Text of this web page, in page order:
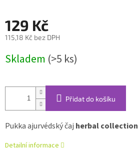
129 Kč
115,18 Kč bez DPH
cena:
Skladem (>5 ks)
Přidat do košíku
Pukka ajurvédský čaj herbal collection
Detailní informace